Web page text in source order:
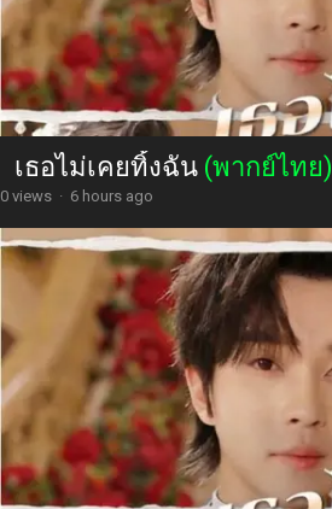
เธอไม่เคยทิ้งฉัน (พากย์ไทย)
0 views · 6 hours ago